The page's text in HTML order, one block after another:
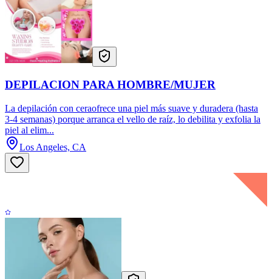
DEPILACION PARA HOMBRE/MUJER
La depilación con ceraofrece una piel más suave y duradera (hasta
3-4 semanas) porque arranca el vello de raíz, lo debilita y exfolia la
piel al elim...
Los Angeles, CA